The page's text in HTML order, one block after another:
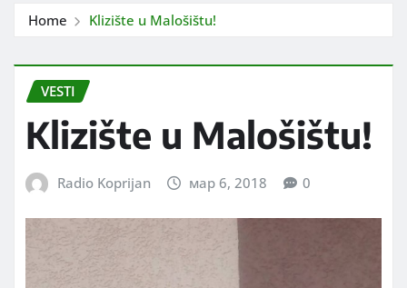
Home Klizište u Malošištu!
VESTI
Klizište u Malošištu!
Radio Koprijan мар 6, 2018 0